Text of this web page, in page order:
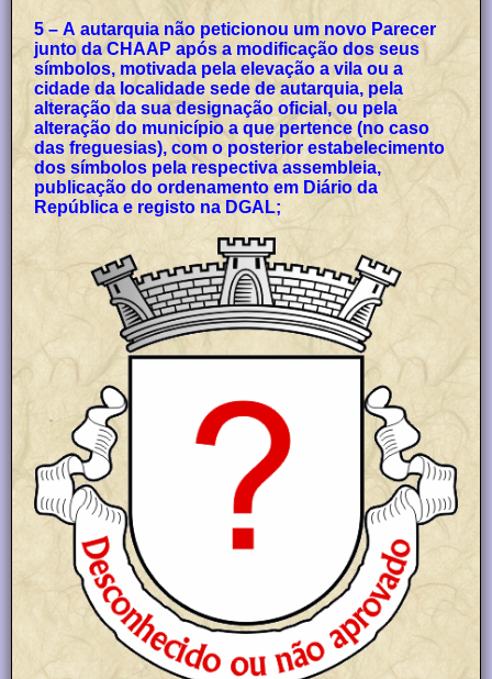
5 – A autarquia não peticionou um novo Parecer
junto da CHAAP após a modificação dos seus
símbolos, motivada pela elevação a vila ou a
cidade da localidade sede de autarquia, pela
alteração da sua designação oficial, ou pela
alteração do município a que pertence (no caso
das freguesias), com o posterior estabelecimento
dos símbolos pela respectiva assembleia,
publicação do ordenamento em Diário da
República e registo na DGAL;